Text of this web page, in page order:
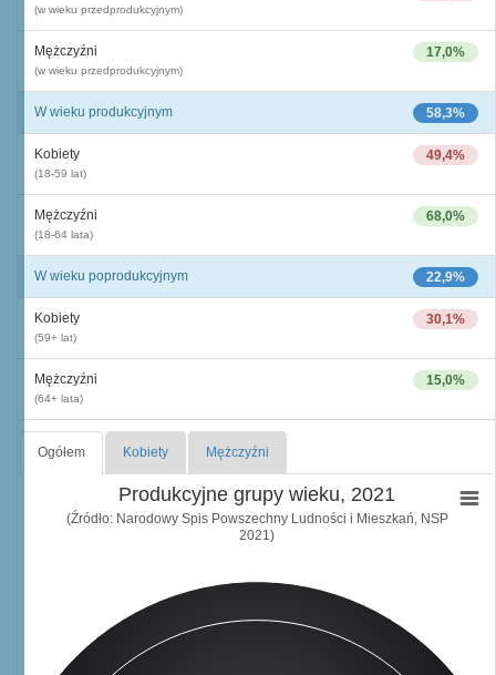
(w wieku przedprodukcyjnym)
17,0%
Mężczyźni
(w wieku przedprodukcyjnym)
58,3%
W wieku produkcyjnym
49,4%
Kobiety
(18-59 lat)
68,0%
Mężczyźni
(18-64 lata)
22,9%
W wieku poprodukcyjnym
30,1%
Kobiety
(59+ lat)
15,0%
Mężczyźni
(64+ lata)
Ogółem Kobiety Mężczyźni
Produkcyjne grupy wieku, 2021
(Źródło: Narodowy Spis Powszechny Ludności i Mieszkań, NSP
2021)